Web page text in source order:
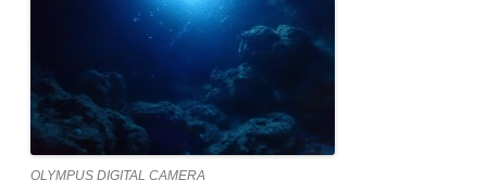
OLYMPUS DIGITAL CAMERA